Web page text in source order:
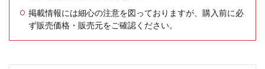
掲載情報には細心の注意を図っておりますが、購入前に必
ず販売価格・販売元をご確認ください。